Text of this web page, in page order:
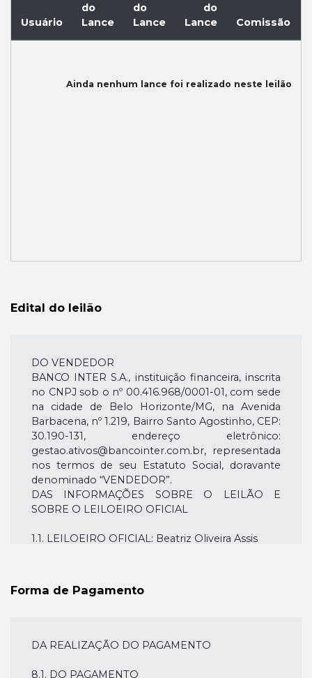
Usuário
do
Lance
do
Lance
do
Lance
Comissão
Ainda nenhum lance foi realizado neste leilão
Edital do leilão
DO VENDEDOR
BANCO INTER S.A., instituição financeira, inscrita
no CNPJ sob o nº 00.416.968/0001-01, com sede
na cidade de Belo Horizonte/MG, na Avenida
Barbacena, nº 1.219, Bairro Santo Agostinho, CEP:
30.190-131, endereço eletrônico:
gestao.ativos@bancointer.com.br, representada
nos termos de seu Estatuto Social, doravante
denominado “VENDEDOR”.
DAS INFORMAÇÕES SOBRE O LEILÃO E
SOBRE O LEILOEIRO OFICIAL
1.1. LEILOEIRO OFICIAL: Beatriz Oliveira Assis
1.4. SITE DO LEILOEIRO:
contato@leiloariasmart.com.br
Rua Barão do Triunfo, 427 – Brooklin, São Paulo -
Forma de Pagamento
DA REALIZAÇÃO DO PAGAMENTO
8.1. DO PAGAMENTO